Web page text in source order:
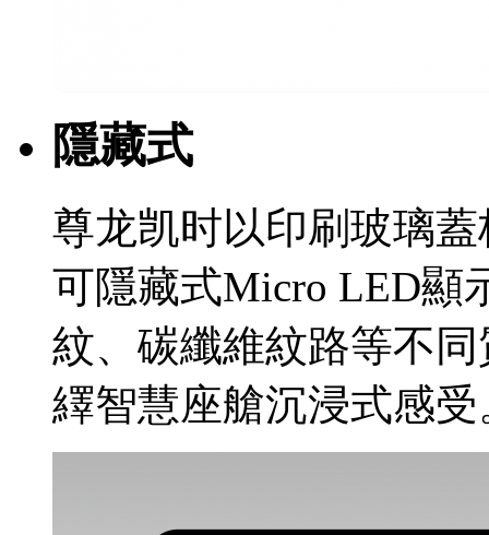
隱藏式
尊龙凯时以印刷玻璃
可隱藏式Micro LED顯
紋、碳纖維紋路等不
繹智慧座艙沉浸式感受